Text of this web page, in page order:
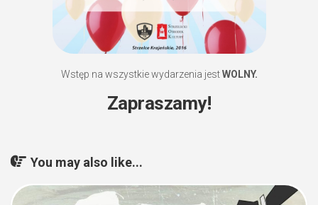
Wstęp na wszystkie wydarzenia jestWOLNY.
Zapraszamy!
You may also like...